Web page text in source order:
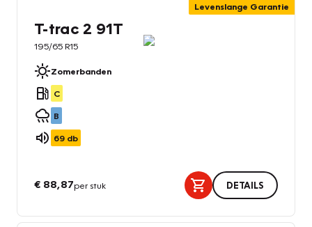
Levenslange Garantie
T-trac 2 91T
195/65 R15
Zomerbanden
C
B
69 db
€ 88,87per stuk DETAILS